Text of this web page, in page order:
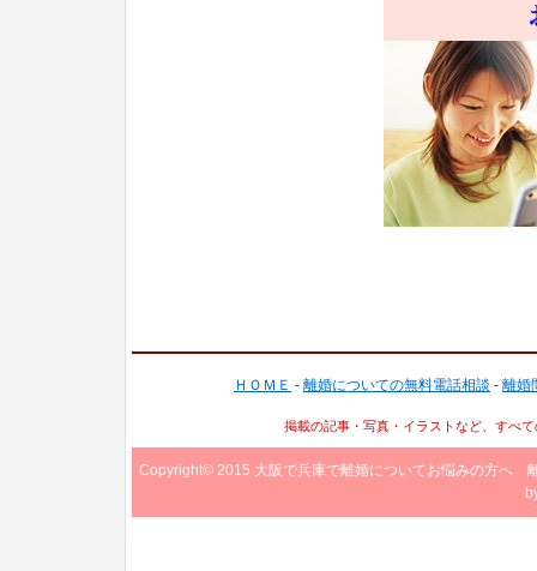
ＨＯＭＥ - 離婚についての無料電話相談 - 離婚
掲載の記事・写真・イラストなど、すべ
Copyright© 2015 大阪で兵庫で離婚についてお悩みの方へ